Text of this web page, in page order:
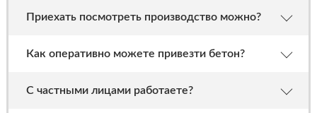
Приехать посмотреть производство можно?
Как оперативно можете привезти бетон?
С частными лицами работаете?